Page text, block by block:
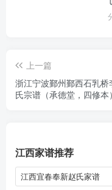
上一篇
浙江宁波鄞州鄞西石乳桥
氏宗谱（承德堂，四修本）
江西家谱推荐
江西宜春奉新赵氏家谱